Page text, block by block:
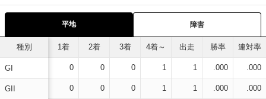
平地 障害
種別
GI
GII
1着 2着 3着 4着～ 出走 勝率 連対率
0 0 0 1 1 .000 .000
0 0 0 1 1 .000 .000